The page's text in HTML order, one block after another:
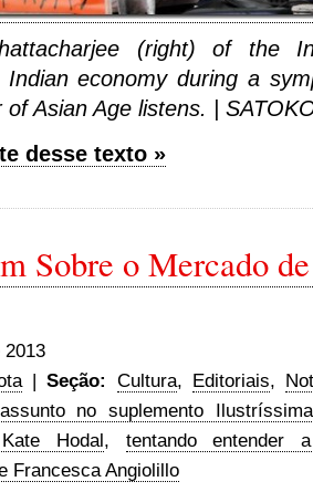
(right) of the
Indian economy during a
Asian Age listens. |
desse texto »
Sobre o Mercado
2013
|Seção: Cultura, Editoriais,
no suplemento
Hodal, tentando entender
Francesca Angiolillo